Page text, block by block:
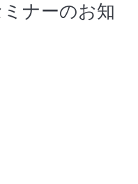
ナーのお知